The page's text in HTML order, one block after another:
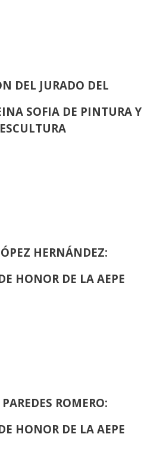
DEL JURADO DEL
SOFIA DE PINTURA Y
ESCULTURA
HERNÁNDEZ:
HONOR DE LA AEPE
ROMERO:
HONOR DE LA AEPE